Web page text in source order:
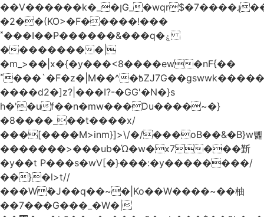
��V������k�_�ןG_�wqr$�7����ɻ��-
�2��(KO>�F�����!���
˟���I��P������&���q�ۼ
���������|
�m_>��|x�{�y���<8����ew�nF{��
˟���`�F�z�|M��^�߿ZJ7G��gswwk������j��
����d2�]z?|���I?-�GG'�N�}s
h�'�uf��n�mw���Du����~�}
�8����_��t����x/
���[����M>inm}]>\/�/���oB��&�B}w뼱
�������>���ub�Ώ�w�x7���斳
�y��t P���s�wV[�}���:�y��������/
��}�l>t//
���Wٝ�J��q��~�|Ko��W����~��柚
��7���G���_�W�|